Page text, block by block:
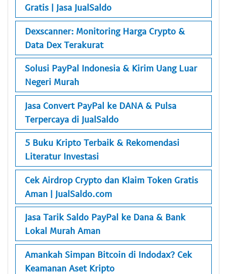
Gratis | Jasa JualSaldo
Dexscanner: Monitoring Harga Crypto &
Data Dex Terakurat
Solusi PayPal Indonesia & Kirim Uang Luar
Negeri Murah
Jasa Convert PayPal ke DANA & Pulsa
Terpercaya di JualSaldo
5 Buku Kripto Terbaik & Rekomendasi
Literatur Investasi
Cek Airdrop Crypto dan Klaim Token Gratis
Aman | JualSaldo.com
Jasa Tarik Saldo PayPal ke Dana & Bank
Lokal Murah Aman
Amankah Simpan Bitcoin di Indodax? Cek
Keamanan Aset Kripto